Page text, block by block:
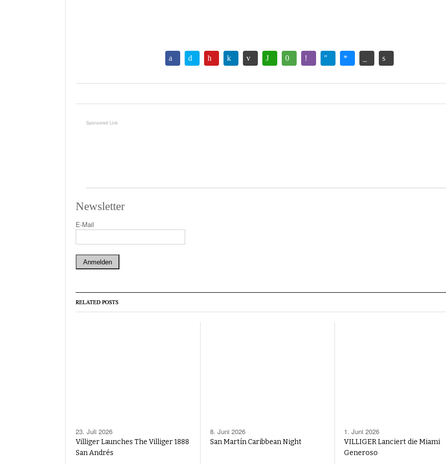
Newsletter
E-Mail
RELATED POSTS
23. Juli 2026
Villiger Launches The Villiger 1888
San Andrés
8. Juni 2026
San Martín Caribbean Night
1. Juni 2026
VILLIGER Lanciert die Miami
Generoso